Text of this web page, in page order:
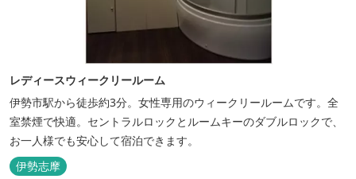
レディースウィークリールーム
伊勢市駅から徒歩約3分。女性専用のウィークリールームです。全
室禁煙で快適。セントラルロックとルームキーのダブルロックで、
お一人様でも安心して宿泊できます。
伊勢志摩